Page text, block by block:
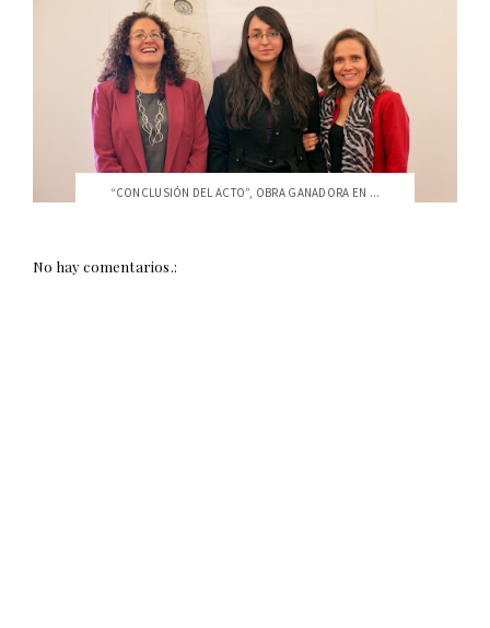
“CONCLUSIÓN DEL ACTO”, OBRA GANADORA EN ...
No hay comentarios.: